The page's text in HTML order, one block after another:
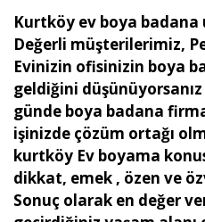
Kurtköy ev boya badana
Değerli müşterilerimiz,
Evinizin ofisinizin boya
geldiğini
günde boya badana
işinizde çözüm ortağı
kurtköy Ev boyama
dikkat, emek , özen ve
Sonuç olarak en değer